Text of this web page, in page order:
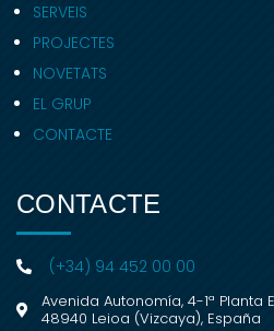
SERVEIS
PROJECTES
NOVETATS
EL GRUP
CONTACTE
CONTACTE
(+34) 94 452 00 00
Avenida Autonomía, 4-1ª Planta
48940 Leioa (Vizcaya), España